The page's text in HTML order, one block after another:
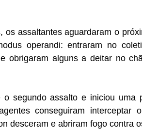
os assaltantes aguardaram o
operandi: entraram no
obrigaram alguns a deitar no
segundo assalto e iniciou uma
conseguiram interceptar
desceram e abriram fogo contra